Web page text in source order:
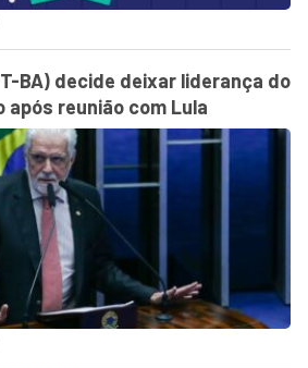
BA) decide deixar liderança do
após reunião com Lula